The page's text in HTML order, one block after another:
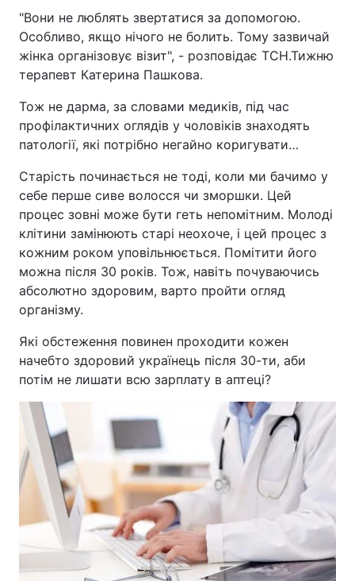
"Вони не люблять звертатися за допомогою.
Особливо, якщо нічого не болить. Тому зазвичай
жінка організовує візит", - розповідає ТСН.Тижню
терапевт Катерина Пашкова.
Тож не дарма, за словами медиків, під час
профілактичних оглядів у чоловіків знаходять
патології, які потрібно негайно коригувати…
Старість починається не тоді, коли ми бачимо у
себе перше сиве волосся чи зморшки. Цей
процес зовні може бути геть непомітним. Молоді
клітини замінюють старі неохоче, і цей процес з
кожним роком уповільнюється. Помітити його
можна після 30 років. Тож, навіть почуваючись
абсолютно здоровим, варто пройти огляд
організму.
Які обстеження повинен проходити кожен
начебто здоровий українець після 30-ти, аби
потім не лишати всю зарплату в аптеці?